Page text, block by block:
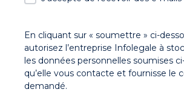
En cliquant sur « soumettre » ci-
autorisez l’entreprise Infolegale à
les données personnelles soumises
qu’elle vous contacte et fournisse le
demandé.